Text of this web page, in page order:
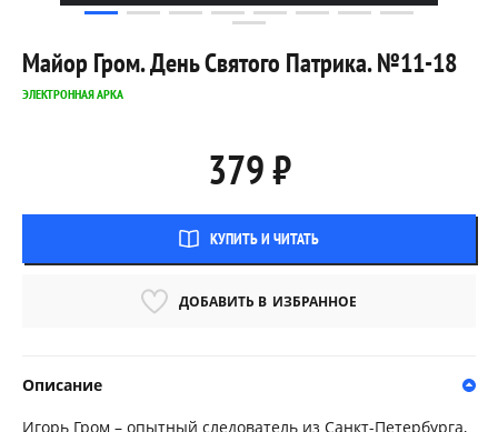
Майор Гром. День Святого Патрика. №11-18
ЭЛЕКТРОННАЯ АРКА
379 ₽
КУПИТЬ И ЧИТАТЬ
ДОБАВИТЬ В ИЗБРАННОЕ
Описание
Игорь Гром – опытный следователь из Санкт-Петербурга,